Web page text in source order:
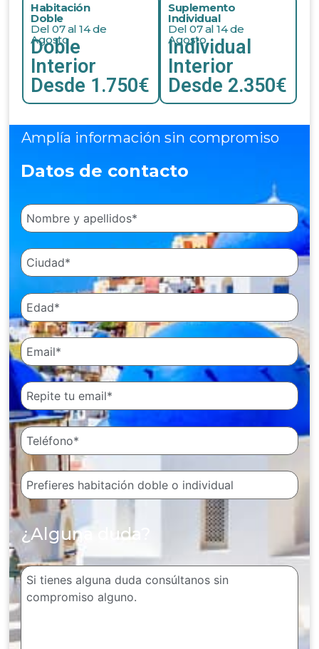
Habitación
Doble
Del 07 al 14 de
Agosto
Doble
Interior
Desde 1.750€
Suplemento
Individual
Del 07 al 14 de
Agosto
Individual
Interior
Desde 2.350€
Amplía información sin compromiso
Datos de contacto
¿Alguna duda?